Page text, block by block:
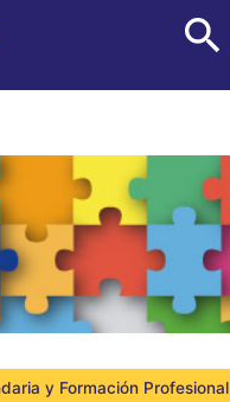
y Formación Profesional